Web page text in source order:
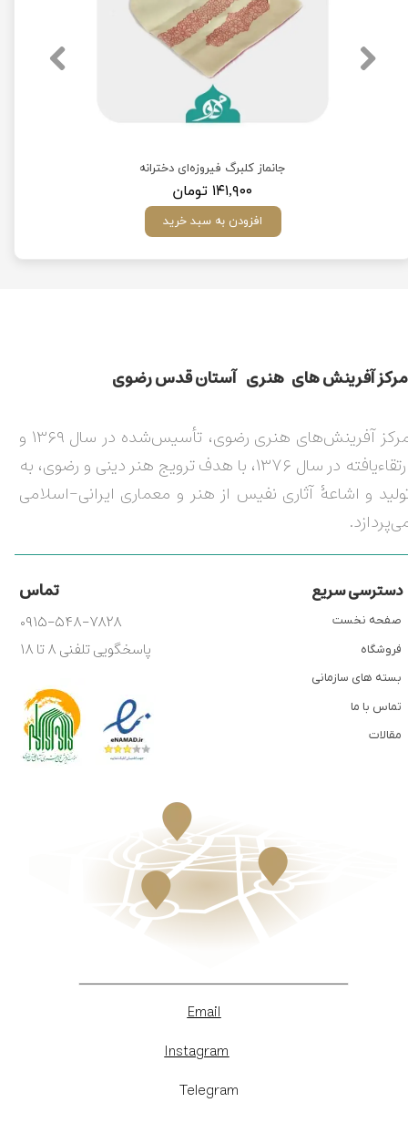
جانماز کلبرگ فیروزه‌ای دخترانه
۱۴۱,۹۰۰ تومان
افزودن به سبد خرید
مركز آفرينش های هنری آستان قدس رضوی​​​​​​​​​​​​​​
مرکز آفرینش‌های هنری رضوی، تأسیس‌شده در سال ۱۳۶۹ و
ارتقاءیافته در سال ۱۳۷۶، با هدف ترویج هنر دینی و رضوی، به
و اشاعۀ آثاری نفیس از هنر و معماری ایرانی-اسلامی
دسترسی سریع تماس
۰۹۱۵-۵۴۸-۷۸۲۸
پاسخگویی تلفنی ۸ تا ۱۸
صفحه نخست
فروشگاه
بسته های سازمانی
تماس با ما
مقالات
Email
Instagram
​Telegram